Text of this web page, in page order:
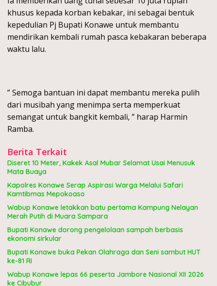
khusus kepada korban kebakar, ini sebagai bentuk
kepedulian Pj Bupati Konawe untuk membantu
mendirikan kembali rumah pasca kebakaran beberapa
waktu lalu.
” Semoga bantuan ini dapat membantu mereka pulih
dari musibah yang menimpa serta memperkuat
semangat untuk bangkit kembali, ” harap Harmin
Ramba.
Berita Terkait
Diseret 10 Meter, Kakek Asal Mubar Selamat Usai Menusuk
Mata Buaya
Kapolres Konawe Serap Aspirasi Warga Melalui Safari
Kamtibmas Mepokoaso
Wabup Konawe letakkan batu pertama Kampung Nelayan
Merah Putih di Muara Sampara
Bupati Konawe dorong pengelolaan sampah berbasis
ekonomi sirkular
Bupati Konawe buka Pekan Olahraga dan Seni sambut HUT
ke-81 RI
Wabup Konawe lepas 66 peserta Jambore Nasional XII 2026
ke Cibubur